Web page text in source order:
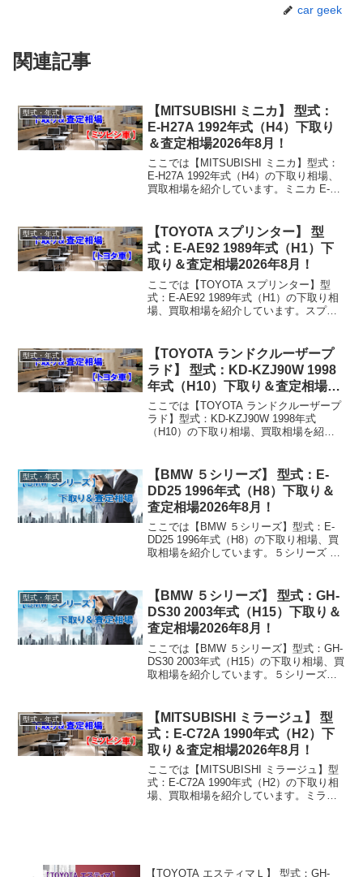
car geek
関連記事
型式・年式
【MITSUBISHI ミニカ】 型式：
E-H27A 1992年式（H4）下取り
＆査定相場2026年8月！
ここでは【MITSUBISHI ミニカ】型式：
E-H27A 1992年式（H4）の下取り相場、
買取相場を紹介しています。ミニカ E-
買取り相場：マイナス1万...
型式・年式
【TOYOTA スプリンター】 型
式：E-AE92 1989年式（H1）下
取り＆査定相場2026年8月！
ここでは【TOYOTA スプリンター】型
式：E-AE92 1989年式（H1）の下取り相
場、買取相場を紹介しています。スプリ
～2万円買取り相場：マイナス...
型式・年式
【TOYOTA ランドクルーザープ
ラド】 型式：KD-KZJ90W 1998
年式（H10）下取り＆査定相場
2026年8月！
ここでは【TOYOTA ランドクルーザープ
ラド】型式：KD-KZJ90W 1998年式
（H10）の下取り相場、買取相場を紹介
場・買取相場下取り相場：マイナ...
型式・年式
【BMW ５シリーズ】 型式：E-
DD25 1996年式（H8）下取り＆
査定相場2026年8月！
ここでは【BMW ５シリーズ】型式：E-
DD25 1996年式（H8）の下取り相場、買
取相場を紹介しています。５シリーズ E-
買取り相場：マイナス1万円～1...
型式・年式
【BMW ５シリーズ】 型式：GH-
DS30 2003年式（H15）下取り＆
査定相場2026年8月！
ここでは【BMW ５シリーズ】型式：GH-
DS30 2003年式（H15）の下取り相場、買
取相場を紹介しています。５シリーズ
万円買取り相場：マイナス...
型式・年式
【MITSUBISHI ミラージュ】 型
式：E-C72A 1990年式（H2）下
取り＆査定相場2026年8月！
ここでは【MITSUBISHI ミラージュ】型
式：E-C72A 1990年式（H2）の下取り相
場、買取相場を紹介しています。ミラー
【TOYOTA エスティマＬ】 型式：GH-